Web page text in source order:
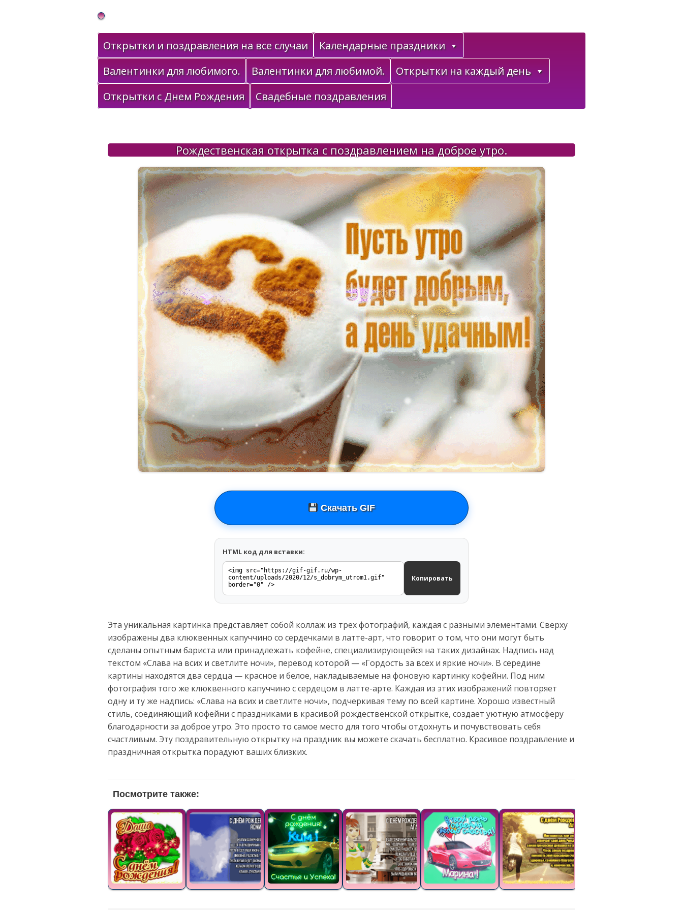
Gif Открытки в подарок
Открытки и поздравления на все случаи
Календарные праздники
Валентинки для любимого.
Валентинки для любимой.
Открытки на каждый день
Открытки с Днем Рождения
Свадебные поздравления
Рождественская открытка с поздравлением на доброе утро.
Скачать GIF
HTML код для вставки:
Копировать
Эта уникальная картинка представляет собой коллаж из трех фотографий, каждая с разными элементами. Сверху
изображены два клюквенных капуччино со сердечками в латте-арт, что говорит о том, что они могут быть
сделаны опытным бариста или принадлежать кофейне, специализирующейся на таких дизайнах. Надпись над
текстом «Слава на всих и светлите ночи», перевод которой — «Гордость за всех и яркие ночи». В середине
картины находятся два сердца — красное и белое, накладываемые на фоновую картинку кофейни. Под ним
фотография того же клюквенного капуччино с сердецом в латте-арте. Каждая из этих изображений повторяет
одну и ту же надпись: «Слава на всих и светлите ночи», подчеркивая тему по всей картине. Хорошо известный
стиль, соединяющий кофейни с праздниками в красивой рождественской открытке, создает уютную атмосферу
благодарности за доброе утро. Это просто то самое место для того чтобы отдохнуть и почувствовать себя
счастливым. Эту поздравительную открытку на праздник вы можете скачать бесплатно. Красивое поздравление и
праздничная открытка порадуют ваших близких.
Посмотрите также: